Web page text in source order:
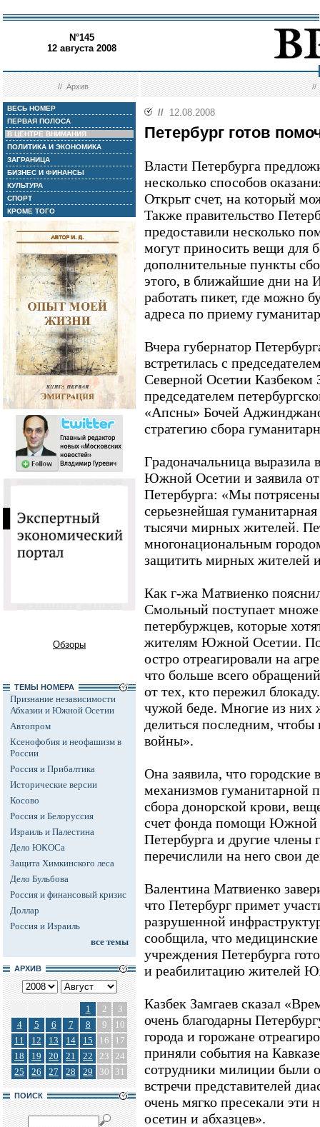
N°145
12 августа 2008
//Архив //
ВЕСЬ НОМЕР
ПЕРВАЯ ПОЛОСА
В ЦЕНТРЕ ВНИМАНИЯ
ПОЛИТИКА И ЭКОНОМИКА
ЗАГРАНИЦА
БИЗНЕС И ФИНАНСЫ
КУЛЬТУРА
СПОРТ
КРОМЕ ТОГО
Обзоры
ТЕМЫ НОМЕРА
Признание независимости
Абхазии и Южной Осетии
Автопром
Ксенофобия и неофашизм в
России
Россия и Прибалтика
Исторические версии
Косово
Россия и Белоруссия
Израиль и Палестина
Дело ЮКОСа
Защита Химкинского леса
Дело Бульбова
Россия и финансовый кризис
Доллар
Россия и Израиль
все темы
АРХИВ
1 2
3
4
5 6 7 8 9
10
11
12 13 14 15 16
17
18
19 20 21 22 23 24
25
26 27 28 29 30 31
ПОИСК
// 12.08.2008
Петербург готов
Власти Петербурга
несколько способов
Открыт счет, на который
Также правительство
предоставили несколько
могут приносить вещи для
дополнительные пункты
этого, в ближайшие дни на
работать пикет, где можно
адреса по приему
Вчера губернатор
встретилась с
Северной Осетии
председателем
«Апсны» Бочей
стратегию сбора
Градоначальница выразила
Южной Осетии и заявила от
Петербурга: «Мы
серьезнейшая
тысячи мирных жителей.
многонациональным
защитить мирных жителей
Как г-жа Матвиенко
Смольный поступает
петербуржцев, которые
жителям Южной Осетии. По
остро отреагировали на
что больше всего
от тех, кто пережил
чужой беде. Многие из них
делиться последним, чтобы
войны».
Она заявила, что
механизмов
сбора донорской крови,
счет фонда помощи Южной
Петербурга и другие члены
перечислили на него свои
Валентина Матвиенко
что Петербург примет
разрушенной
сообщила, что
учреждения Петербурга
и реабилитацию жителей
Казбек Замгаев сказал
очень благодарны
города и горожане
приняли события на
сотрудники милиции были
встречи представителей
очень мягко пресекали эти
осетин и абхазцев».